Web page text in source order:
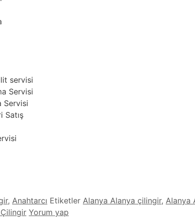
servisi
Servisi
Servisi
Satış
, Anahtarcı Etiketler Alanya Alanya çilingir, Alanya
Yorum yap